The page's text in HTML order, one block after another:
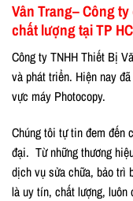
Vân Trang– Công
chất lượng tại TP
Công ty TNHH Thiết Bị
và phát triển. Hiện nay
vực máy Photocopy.
Chúng tôi tự tin đem đến
đại. Từ những thương
dịch vụ sửa chữa, bảo trì
là uy tín, chất lượng, luôn